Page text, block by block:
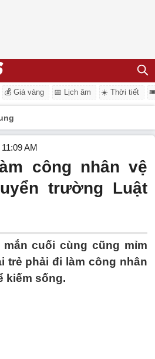
💰 Giá vàng 📅 Lịch âm ☀️ Thời tiết
AM
công nhân vệ
trường Luật
mắn cuối cùng cũng mỉm
trẻ phải đi làm công nhân
kiếm sống.